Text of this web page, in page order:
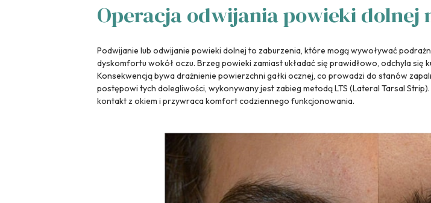
Operacja odwijania powieki dolnej
Podwijanie lub odwijanie powieki dolnej to zaburzenia, które mogą wywoływać
dyskomfortu wokół oczu. Brzeg powieki zamiast układać się prawidłowo, odchyla
Konsekwencją bywa drażnienie powierzchni gałki ocznej, co prowadzi do stanów
postępowi tych dolegliwości, wykonywany jest zabieg metodą LTS (Lateral Tarsal
kontakt z okiem i przywraca komfort codziennego funkcjonowania.